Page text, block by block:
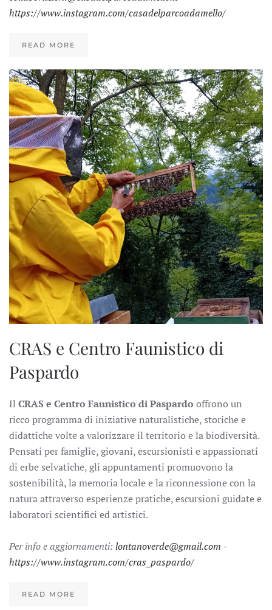
https://www.instagram.com/casadelparcoadamello/
READ MORE
CRAS e Centro Faunistico di
Paspardo
Il CRAS e Centro Faunistico di Paspardo offrono un
ricco programma di iniziative naturalistiche, storiche e
didattiche volte a valorizzare il territorio e la biodiversità.
Pensati per famiglie, giovani, escursionisti e appassionati
di erbe selvatiche, gli appuntamenti promuovono la
sostenibilità, la memoria locale e la riconnessione con la
natura attraverso esperienze pratiche, escursioni guidate e
laboratori scientifici ed artistici.
Per info e aggiornamenti: lontanoverde@gmail.com -
https://www.instagram.com/cras_paspardo/
READ MORE